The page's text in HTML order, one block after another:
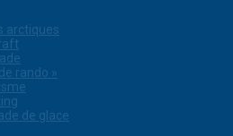
arctiques
rando »
de glace